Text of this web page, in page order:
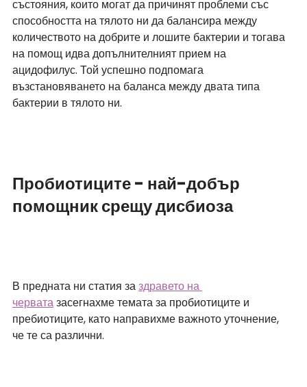
състояния, които могат да причинят проблеми със
способността на тялото ни да балансира между
количеството на добрите и лошите бактерии и тогава
на помощ идва допълнителният прием на
ацидофилус. Той успешно подпомага
възстановяването на баланса между двата типа
бактерии в тялото ни.
Пробиотиците - най-добър
помощник срещу дисбиоза
В предната ни статия заздравето на
червата засегнахме темата за пробиотиците и
пребиотиците, като направихме важното уточнение,
че те са различни.